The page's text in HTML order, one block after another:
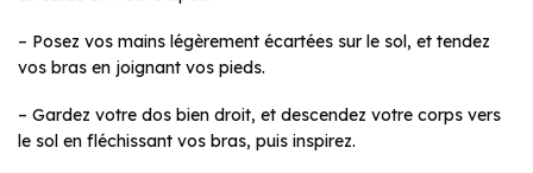
– Posez vos mains légèrement écartées sur le sol, et tendez
vos bras en joignant vos pieds.
– Gardez votre dos bien droit, et descendez votre corps vers
le sol en fléchissant vos bras, puis inspirez.